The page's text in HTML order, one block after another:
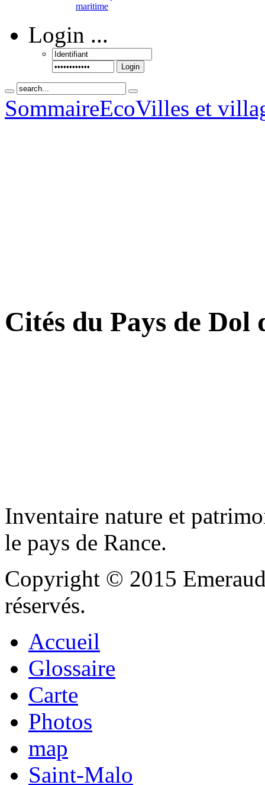
maritime
Login ...
Login
SommaireEcoVilles et
Cités du Pays de Dol
Inventaire nature et
le pays de Rance.
Copyright © 2015
réservés.
Accueil
Glossaire
Carte
Photos
map
Saint-Malo